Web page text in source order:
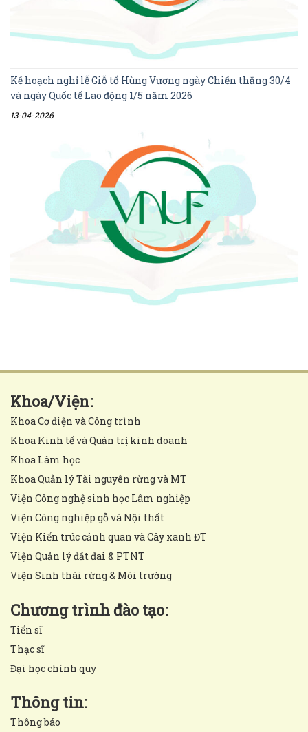
Kế hoạch nghỉ lễ Giỗ tổ Hùng Vương ngày Chiến thắng 30/4
và ngày Quốc tế Lao động 1/5 năm 2026
13-04-2026
Khoa/Viện:
Khoa Cơ điện và Công trình
Khoa Kinh tế và Quản trị kinh doanh
Khoa Lâm học
Khoa Quản lý Tài nguyên rừng và MT
Viện Công nghệ sinh học Lâm nghiệp
Viện Công nghiệp gỗ và Nội thất
Viện Kiến trúc cảnh quan và Cây xanh ĐT
Viện Quản lý đất đai & PTNT
Viện Sinh thái rừng & Môi trường
Chương trình đào tạo:
Tiến sĩ
Thạc sĩ
Đại học chính quy
Thông tin:
Thông báo